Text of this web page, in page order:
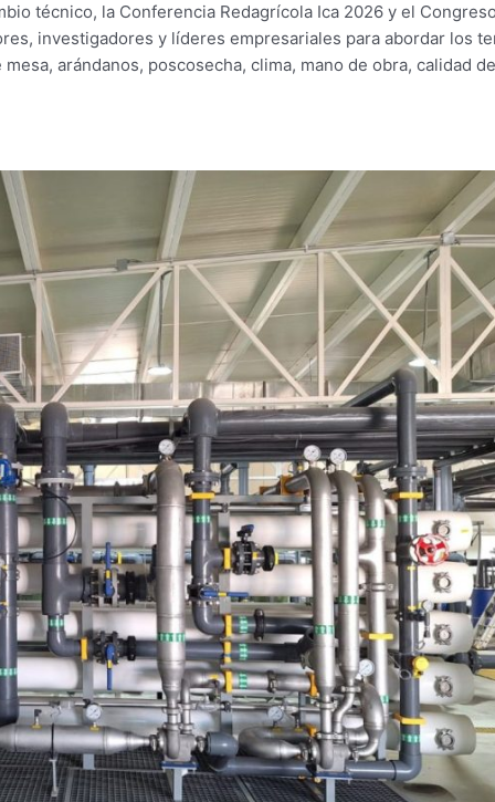
técnico, la Conferencia Redagrícola Ica 2026 y el
investigadores y líderes empresariales para abordar los
arándanos, poscosecha, clima, mano de obra, calidad de